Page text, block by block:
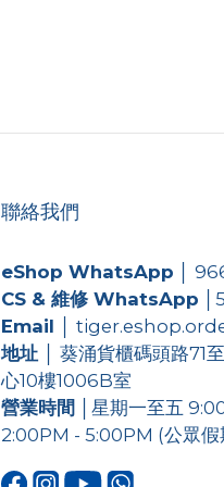
聯絡我們
eShop WhatsApp
CS & 維修 WhatsApp
Email
│
地址
│ 葵涌貨櫃碼頭路71
心10樓1006B室
營業時間 │星期一至五
2:00PM - 5:00PM (公眾假